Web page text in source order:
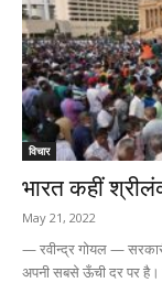
विचार
भारत कहीं
May 21, 2022
— रवीन्द्र गोयल —
अपनी सबसे ऊँची दर पर है।